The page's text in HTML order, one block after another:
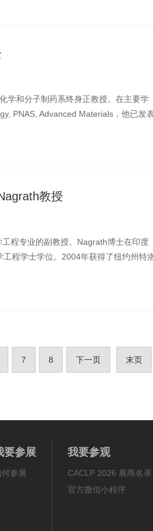
学和分子制药系终身正教授。在主要学
PNAS, Advanced Materials，他已发
教授
程专业的副教授。Nagrath博士在印度
程学士学位。2004年获得了纽约州特
7 8 下一页 末页
要参展
何参展
我要参观
CACLP 2026 展商名录
官方微信小程序